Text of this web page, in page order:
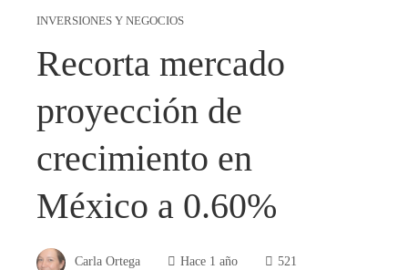
INVERSIONES Y NEGOCIOS
Recorta mercado
proyección de
crecimiento en
México a 0.60%
Carla Ortega Hace 1 año 521